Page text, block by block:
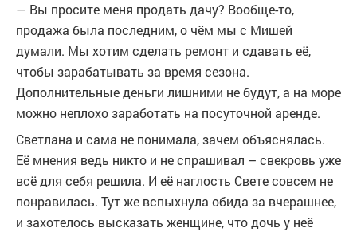
— Вы просите меня продать дачу? Вообще-то,
продажа была последним, о чём мы с Мишей
думали. Мы хотим сделать ремонт и сдавать её,
чтобы зарабатывать за время сезона.
Дополнительные деньги лишними не будут, а на море
можно неплохо заработать на посуточной аренде.
Светлана и сама не понимала, зачем объяснялась.
Её мнения ведь никто и не спрашивал – свекровь уже
всё для себя решила. И её наглость Свете совсем не
понравилась. Тут же вспыхнула обида за вчерашнее,
и захотелось высказать женщине, что дочь у неё